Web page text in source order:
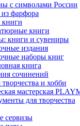
с символами России
фарфора
книги
книги и сувениры
издания
наборы книг
книга
сочинений
и хобби
мастерская
для творчества
сервизы